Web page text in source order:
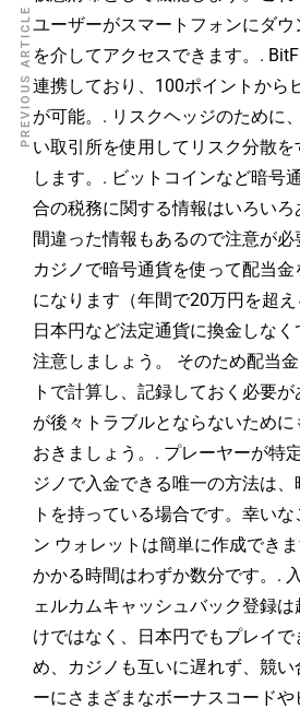
ユーザーがスマートフォンにダウ
を介してアクセスできます。.
連携しており、100ポイントから
が可能。. リスクヘッジのために
い取引所を使用してリスク分散を
します。. ビットコインなど暗号
合の税務に関する情報はいろい
間違った情報もあるので注意が
カジノで暗号通貨を使って配当
になります（年間で20万円を超
日本円など法定通貨に換金しな
注意しましょう。 そのため配当
トで計算し、記録しておく必要
が後々トラブルとならないため
おきましょう。. プレーヤーが特
ジノで入金できる唯一の方法は
トを持っている場合です。幸い
ン ウォレットは簡単に作成でき
かかる時間はわずか数分です。.
ェルカムキャッシュバック登録
けではなく、日本円でもプレイで
め、カジノも互いに遅れず、競
ーにさまざまなボーナスコードや
PREVIOUS ARTICLE